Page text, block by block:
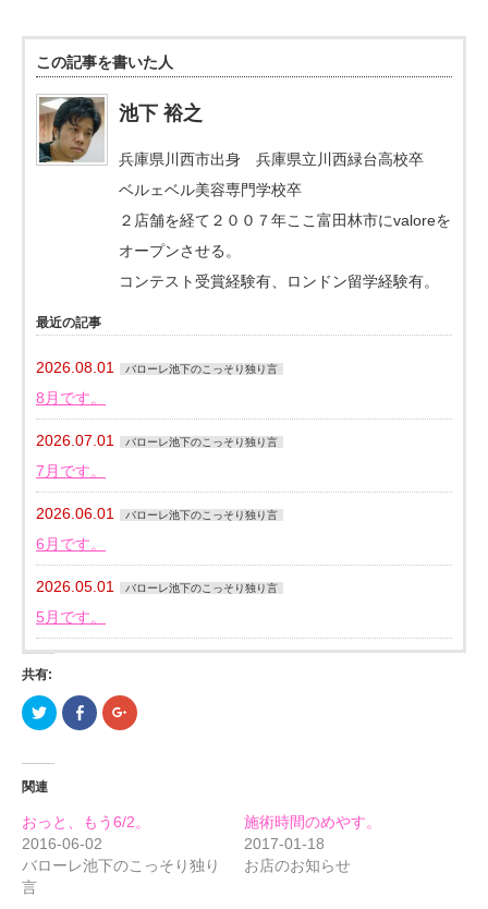
この記事を書いた人
池下 裕之
兵庫県川西市出身 兵庫県立川西緑台高校卒
ベルェベル美容専門学校卒
２店舗を経て２００７年ここ富田林市にvaloreを
オープンさせる。
コンテスト受賞経験有、ロンドン留学経験有。
最近の記事
2026.08.01 バローレ池下のこっそり独り言
8月です。
2026.07.01 バローレ池下のこっそり独り言
7月です。
2026.06.01 バローレ池下のこっそり独り言
6月です。
2026.05.01 バローレ池下のこっそり独り言
5月です。
共有:
ク
リ
し
共
有
(新
し
い
Facebook
で
ク
リ
ッ
ク
し
ク
リ
共
有
い
関連
おっと、もう6/2。
2016-06-02
バローレ池下のこっそり独り
言
施術時間のめやす。
2017-01-18
お店のお知らせ